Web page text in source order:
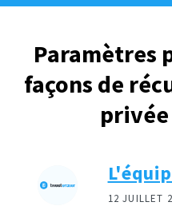
Paramètres
façons de
12 JUILLET